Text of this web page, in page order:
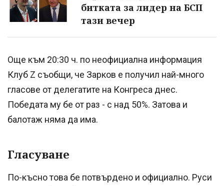
битката за лидер на БСП
тази вечер
Още към 20:30 ч. по неофициална информация
Клуб Z съобщи, че Зарков е получил най-много
гласове от делегатите на Конгреса днес.
Победата му бе от раз - с над 50%. Затова и
балотаж няма да има.
Гласуване
По-късно това бе потвърдено и официално. Руси